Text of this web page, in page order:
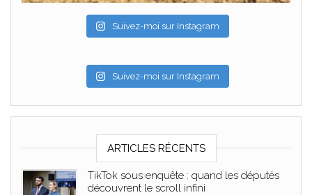
Suivez-moi sur Instagram
Suivez-moi sur Instagram
ARTICLES RÉCENTS
TikTok sous enquête : quand les députés
découvrent le scroll infini